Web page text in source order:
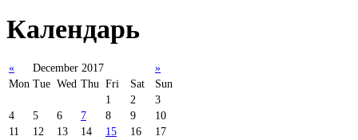
Календарь
« December 2017
»
Mon Tue Wed Thu Fri Sat
Sun
1
2
3
4
5 6 7 8 9
10
11
12 13 14 15 16
17